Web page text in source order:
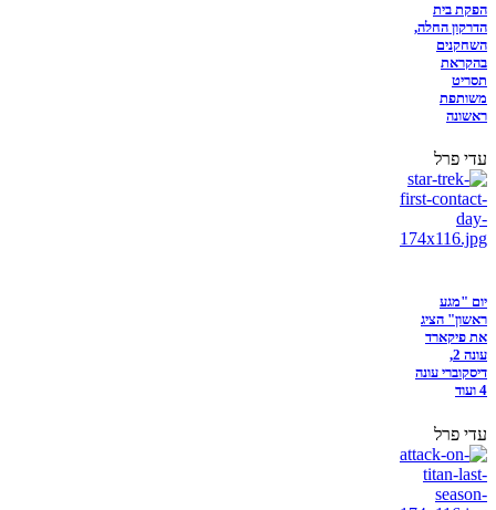
הפקת בית
הדרקון החלה,
השחקנים
בהקראת
תסריט
משותפת
ראשונה
עדי פרל
יום "מגע
ראשון" הציג
את פיקארד
עונה 2,
דיסקוברי עונה
4 ועוד
עדי פרל